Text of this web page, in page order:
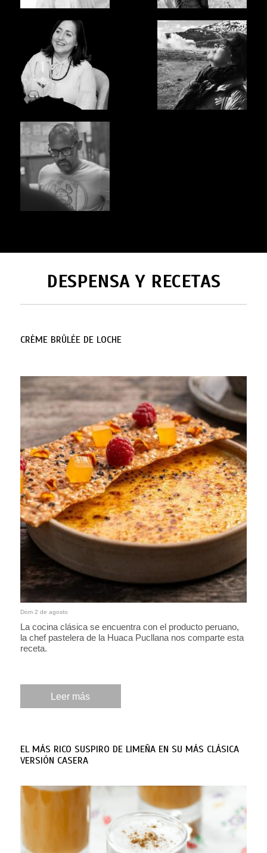
DESPENSA Y RECETAS
CRÈME BRÛLÉE DE LOCHE
Dom 2 de agosto
La cocina clásica se encuentra con el producto peruano,
la chef pastelera de la Huaca Pucllana nos comparte esta
receta.
Leer más
EL MÁS RICO SUSPIRO DE LIMEÑA EN SU MÁS CLÁSICA
VERSIÓN CASERA